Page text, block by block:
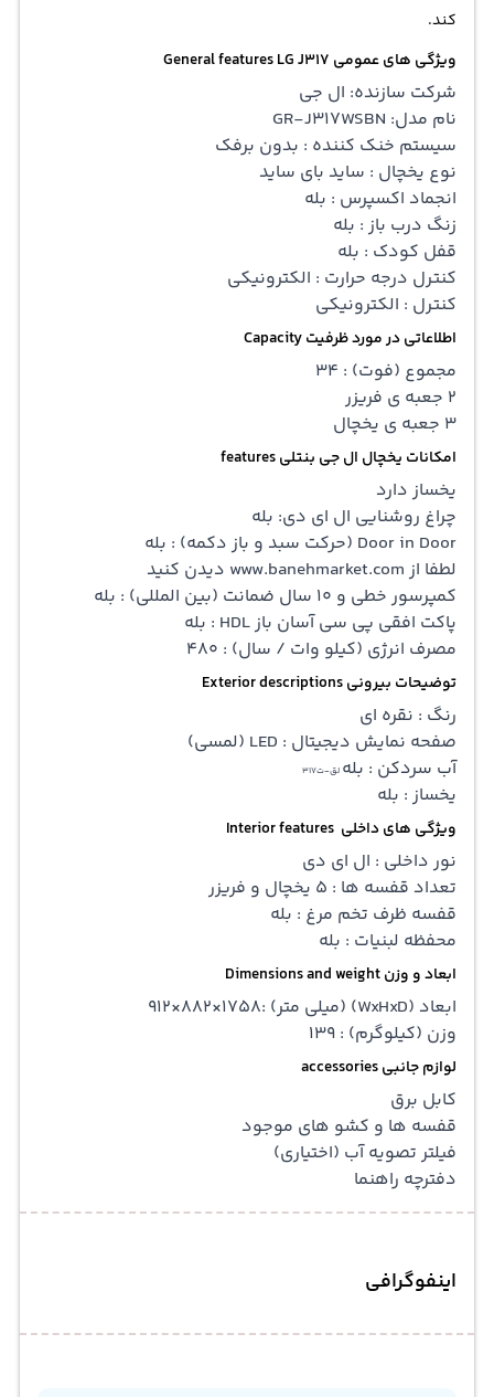
کند.
ویژگی های عمومی General features LG J317
شرکت سازنده: ال جی
نام مدل: GR-J317WSBN
سیستم خنک کننده : بدون برفک
نوع یخچال : ساید بای ساید
انجماد اکسپرس : بله
زنگ درب باز : بله
قفل کودک : بله
کنترل درجه حرارت : الکترونیکی
کنترل : الکترونیکی
اطلاعاتی در مورد ظرفیت Capacity
مجموع (فوت) : 34
2 جعبه ی فریزر
3 جعبه ی یخچال
امکانات یخچال ال جی بنتلی features
یخساز دارد
چراغ روشنایی ال ای دی: بله
Door in Door (حرکت سبد و باز دکمه) : بله
لطفا از www.banehmarket.com دیدن کنید
کمپرسور خطی و 10 سال ضمانت (بین المللی) : بله
پاکت افقی پی سی آسان باز HDL : بله
مصرف انرژی (کیلو وات / سال) : 480
توضیحات بیرونی Exterior descriptions
رنگ : نقره ای
صفحه نمایش دیجیتال : LED (لمسی)
آب سردکن : بله لق-ت317
یخساز : بله
ویژگی های داخلی Interior features
نور داخلی : ال ای دی
تعداد قفسه ها : 5 یخچال و فریزر
قفسه ظرف تخم مرغ : بله
محفظه لبنیات : بله
ابعاد و وزن Dimensions and weight
ابعاد (WxHxD) (میلی متر) :1758×882×912
وزن (کیلوگرم) : 139
لوازم جانبی accessories
کابل برق
قفسه ها و کشو های موجود
فیلتر تصویه آب (اختیاری)
دفترچه راهنما
اینفوگرافی